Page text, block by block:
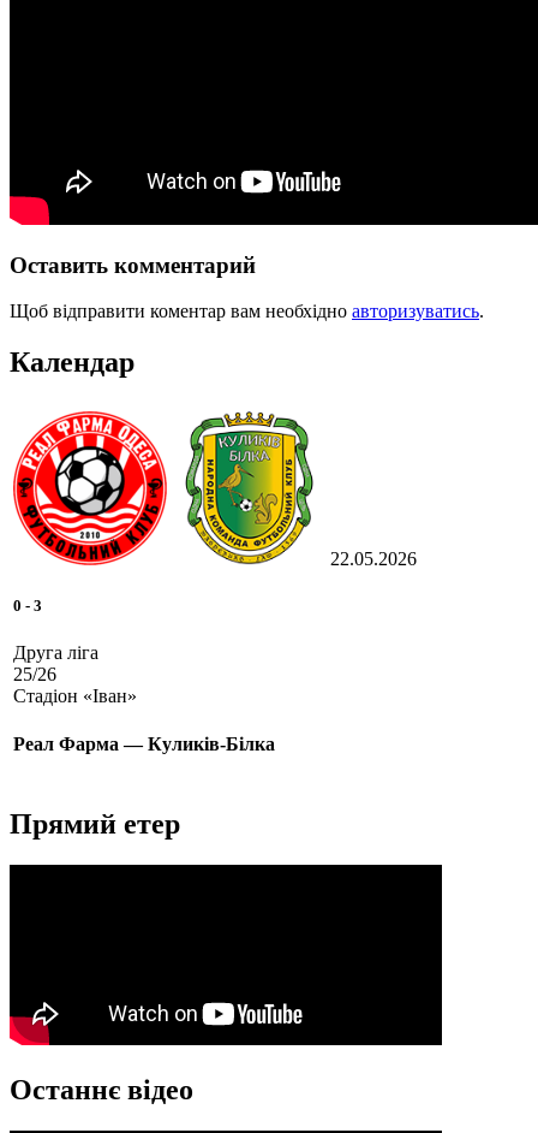
Оставить комментарий
Щоб відправити коментар вам необхідно авторизуватись.
Календар
22.05.2026
0 - 3
Друга ліга
25/26
Стадіон «Іван»
Реал Фарма — Куликів-Білка
Прямий етер
Останнє відео